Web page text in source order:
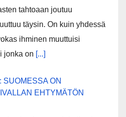
tahtoaan joutuu
täysin. On kuin yhdessä
ihminen muuttuisi
jonka on [...]
SUOMESSA ON
EHTYMÄTÖN